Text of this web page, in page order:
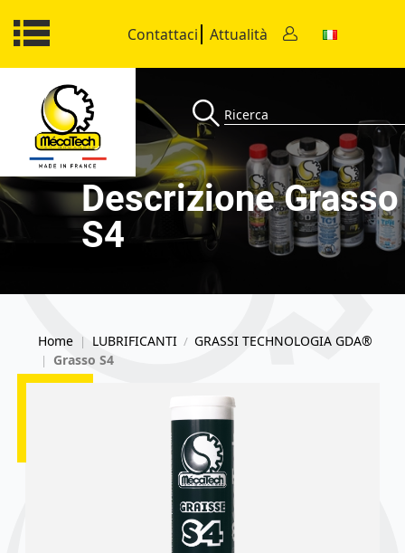
Contattaci Attualità
Descrizione Grasso
S4
Home | LUBRIFICANTI / GRASSI TECHNOLOGIA GDA®
| Grasso S4